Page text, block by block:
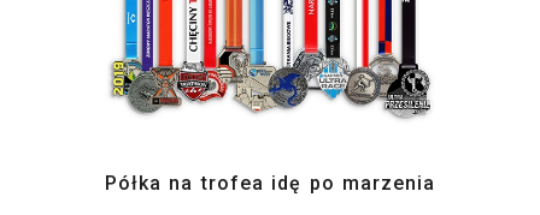
Półka na trofea idę po marzenia